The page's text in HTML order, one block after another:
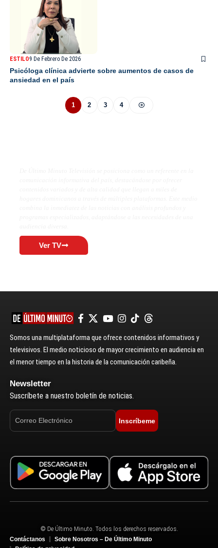
ESTILO9 De Febrero De 2026
Psicóloga clínica advierte sobre aumentos de casos de
ansiedad en el país
1 2 3 4
Ver TV
Somos una multiplataforma que ofrece contenidos informativos y
televisivos. El medio noticioso de mayor crecimiento en audiencia en
el menor tiempo en la historia de la comunicación caribeña.
Newsletter
Suscríbete a nuestro boletín de noticias.
Inscríbeme
© De Último Minuto. Todos los derechos reservados.
Contáctanos
Sobre Nosotros – De Último Minuto